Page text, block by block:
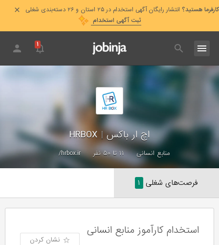
کارفرما هستید؟ انتشار رایگان آگهی استخدام در ۲۵ استان و ۲۶ دسته‌بندی شغلی
ثبت آگهی استخدام
۱
اچ ار باکس|
منابع انسانی ۱۱ تا ۵۰ نفر hrbox.ir/
فرصت‌های شغلی ۱
استخدام کارآموز منابع انسانی
نشان کردن